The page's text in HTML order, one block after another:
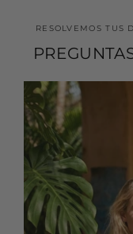
RESOLVEMOS TUS